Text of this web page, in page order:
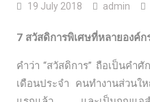
19 July 2018 admin
7 สวัสดิการพิเศษที่หลายองค์
คําว่า “สวัสดิการ” ถือเป็นคำ
เดือนประจำ คนทำงานส่วน